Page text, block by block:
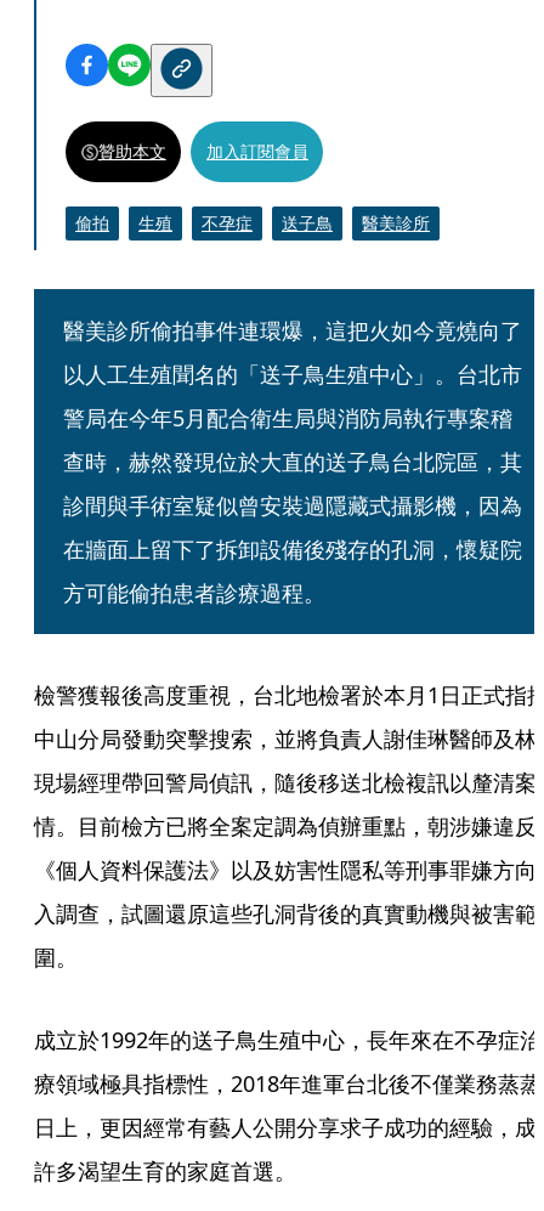
贊助本文 加入訂閱會員
偷拍 生殖 不孕症 送子鳥 醫美診所
醫美診所偷拍事件連環爆，這把火如今竟燒向了
以人工生殖聞名的「送子鳥生殖中心」。台北市
警局在今年5月配合衛生局與消防局執行專案稽
查時，赫然發現位於大直的送子鳥台北院區，其
診間與手術室疑似曾安裝過隱藏式攝影機，因為
在牆面上留下了拆卸設備後殘存的孔洞，懷疑院
方可能偷拍患者診療過程。
檢警獲報後高度重視，台北地檢署於本月1日正式指
中山分局發動突擊搜索，並將負責人謝佳琳醫師及林
現場經理帶回警局偵訊，隨後移送北檢複訊以釐清案
情。目前檢方已將全案定調為偵辦重點，朝涉嫌違反
《個人資料保護法》以及妨害性隱私等刑事罪嫌方向
入調查，試圖還原這些孔洞背後的真實動機與被害範
圍。
成立於1992年的送子鳥生殖中心，長年來在不孕症治
療領域極具指標性，2018年進軍台北後不僅業務蒸蒸
日上，更因經常有藝人公開分享求子成功的經驗，成
許多渴望生育的家庭首選。